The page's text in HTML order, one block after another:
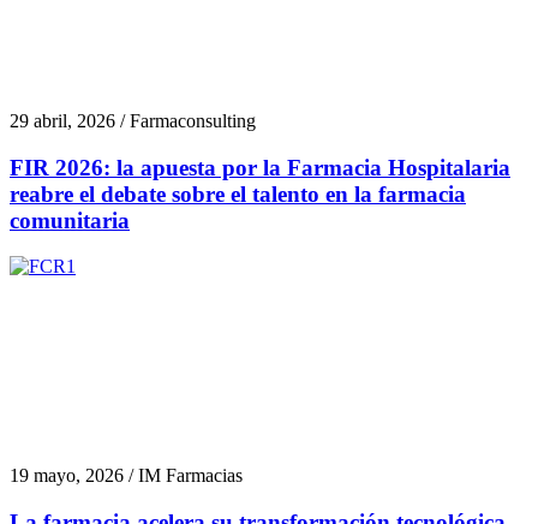
29 abril, 2026 / Farmaconsulting
FIR 2026: la apuesta por la Farmacia Hospitalaria
reabre el debate sobre el talento en la farmacia
comunitaria
19 mayo, 2026 / IM Farmacias